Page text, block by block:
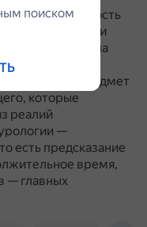
вероятность
возможного и
опираясь на
общественные
Предмет
которые
реалий
—
есть предсказание
время,
— главных
поиском